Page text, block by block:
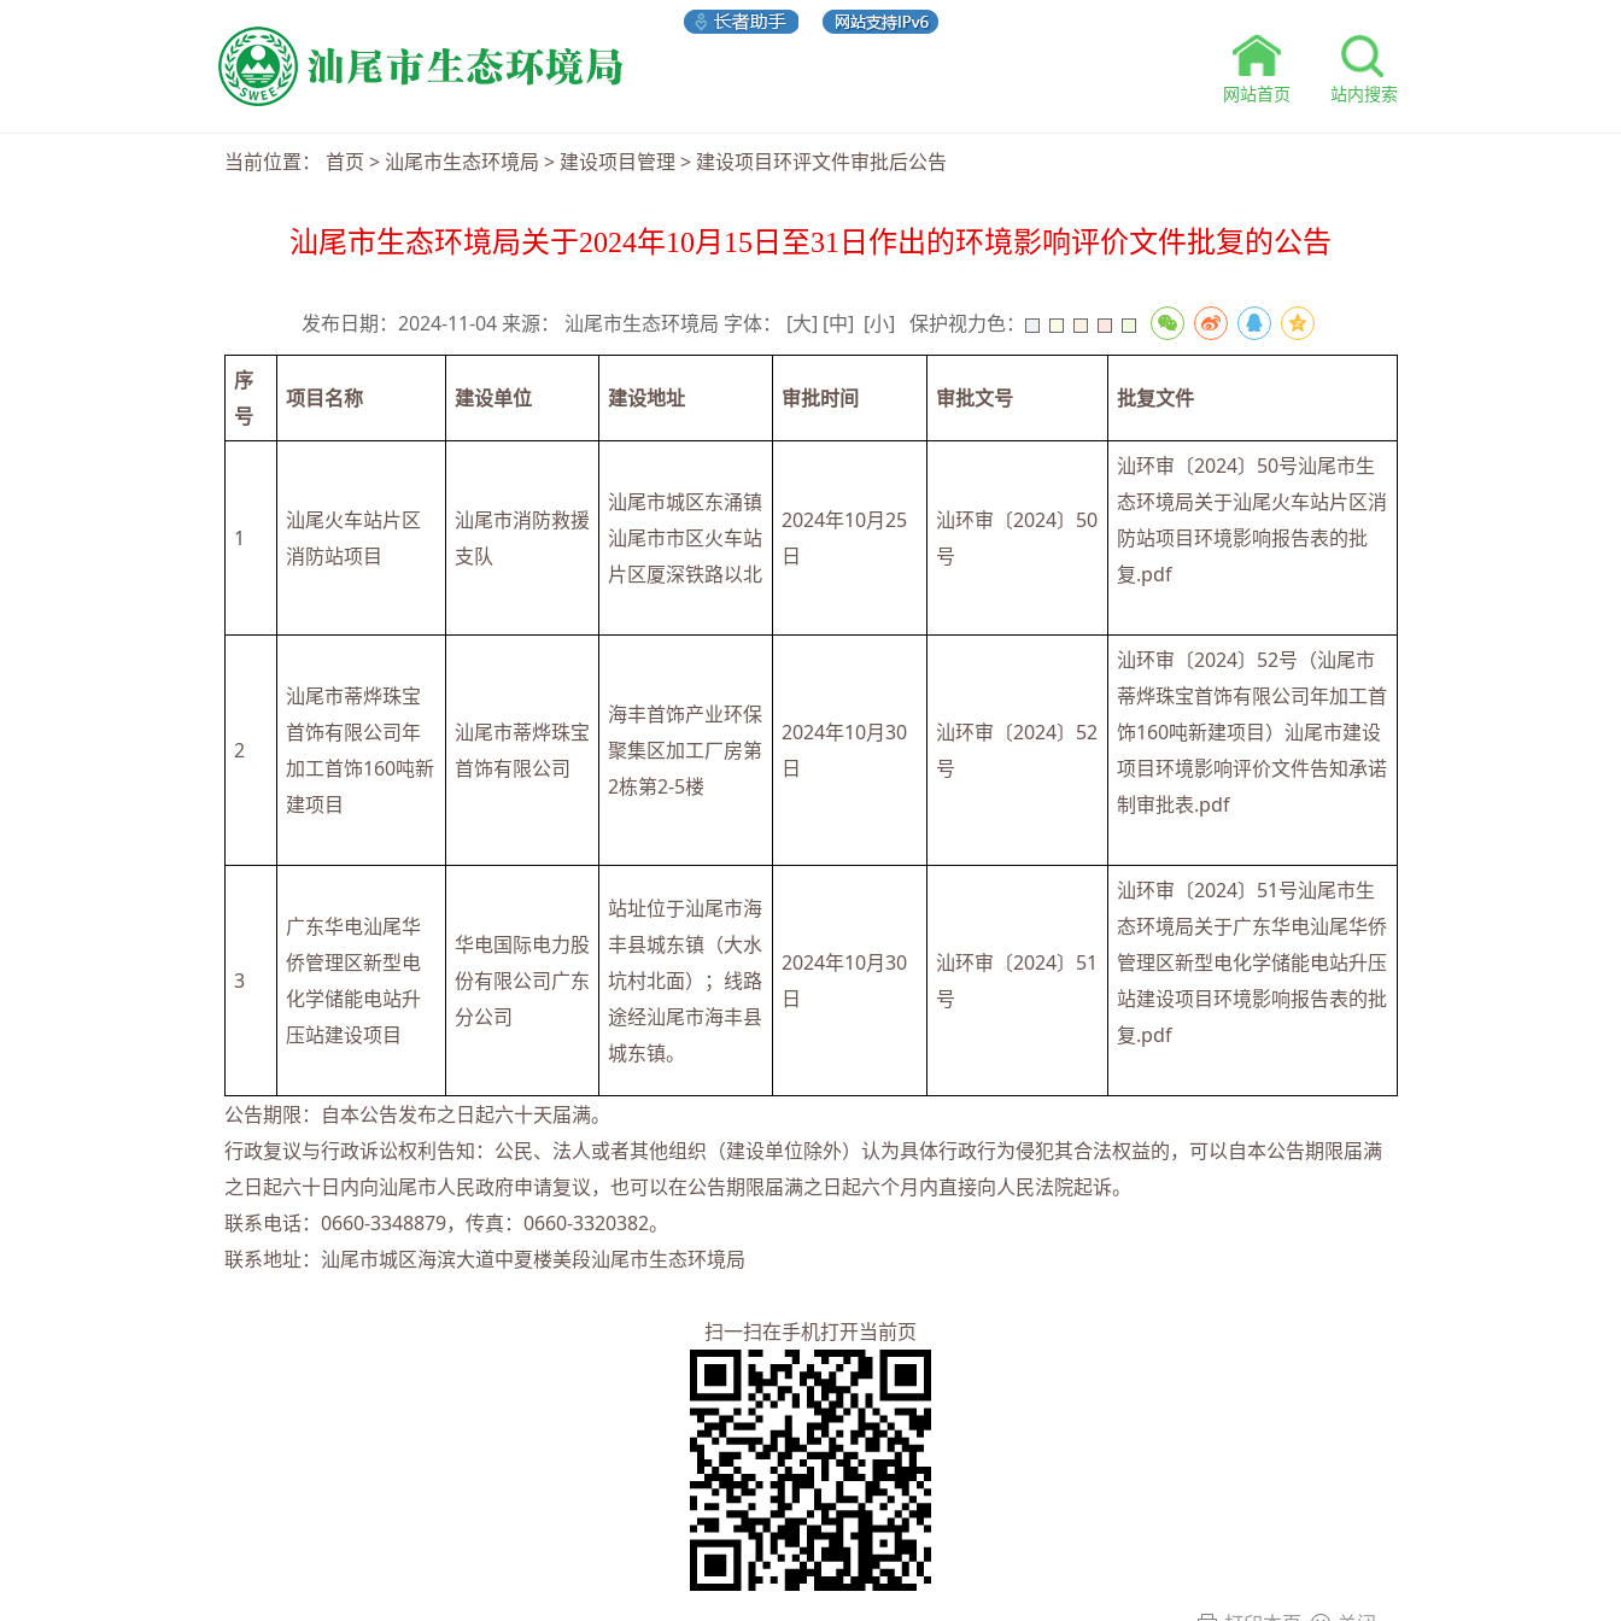
网站首页 站内搜索
当前位置： 首页 > 汕尾市生态环境局 > 建设项目管理 > 建设项目环评文件审批后公告
汕尾市生态环境局关于2024年10月15日至31日作出的环境影响评价文件批复的公告
发布日期：2024-11-04 来源： 汕尾市生态环境局 字体： [大] [中] [小] 保护视力色：
序
号
项目名称 建设单位 建设地址 审批时间 审批文号 批复文件
1
汕尾火车站片区
消防站项目
汕尾市消防救援
支队
汕尾市城区东涌镇
汕尾市市区火车站
片区厦深铁路以北
2024年10月25
日
汕环审〔2024〕50
号
汕环审〔2024〕50号汕尾市生
态环境局关于汕尾火车站片区消
防站项目环境影响报告表的批
复.pdf
2
汕尾市蒂烨珠宝
首饰有限公司年
加工首饰160吨新
建项目
汕尾市蒂烨珠宝
首饰有限公司
海丰首饰产业环保
聚集区加工厂房第
2栋第2-5楼
2024年10月30
日
汕环审〔2024〕52
号
汕环审〔2024〕52号（汕尾市
蒂烨珠宝首饰有限公司年加工首
饰160吨新建项目）汕尾市建设
项目环境影响评价文件告知承诺
制审批表.pdf
3
广东华电汕尾华
侨管理区新型电
化学储能电站升
压站建设项目
华电国际电力股
份有限公司广东
分公司
站址位于汕尾市海
丰县城东镇（大水
坑村北面）；线路
途经汕尾市海丰县
城东镇。
2024年10月30
日
汕环审〔2024〕51
号
汕环审〔2024〕51号汕尾市生
态环境局关于广东华电汕尾华侨
管理区新型电化学储能电站升压
站建设项目环境影响报告表的批
复.pdf
公告期限：自本公告发布之日起六十天届满。
行政复议与行政诉讼权利告知：公民、法人或者其他组织（建设单位除外）认为具体行政行为侵犯其合法权益的，可以自本公告期限届满
之日起六十日内向汕尾市人民政府申请复议，也可以在公告期限届满之日起六个月内直接向人民法院起诉。
联系电话：0660-3348879，传真：0660-3320382。
联系地址：汕尾市城区海滨大道中夏楼美段汕尾市生态环境局
扫一扫在手机打开当前页